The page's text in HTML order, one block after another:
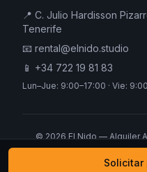
📍 C. Julio Hardisson
Tenerife
📧 rental@elnido.studio
📱 +34 722 19 81 83
Lun–Jue: 9:00–17:00 · Vie:
© 2026 El Nido — Alquiler
Solicitar